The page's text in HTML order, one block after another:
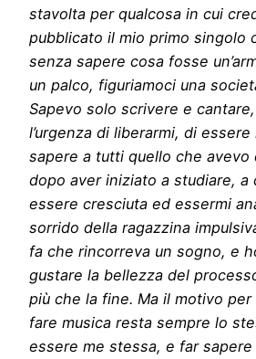
stavolta per qualcosa in cui
pubblicato il mio primo singolo
senza sapere cosa fosse
un palco, figuriamoci una
Sapevo solo scrivere e
l’urgenza di liberarmi, di
sapere a tutti quello che avevo
dopo aver iniziato a studiare, a
essere cresciuta ed essermi
sorrido della ragazzina
fa che rincorreva un sogno, e
gustare la bellezza del
più che la fine. Ma il motivo
fare musica resta sempre lo
essere me stessa, e far